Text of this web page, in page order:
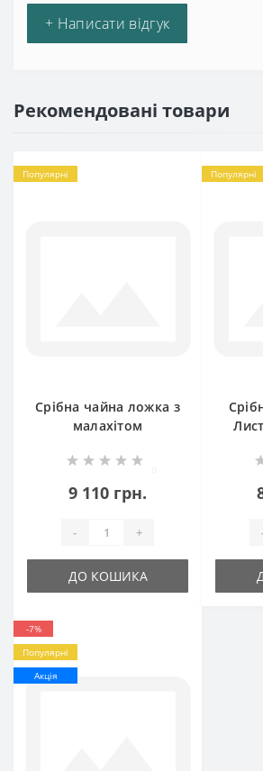
+ Написати відгук
Рекомендовані товари
Популярні
Срібна чайна ложка з
малахітом
9 110 грн.
- +
ДО КОШИКА
Популярні
-7%
Популярні
Акція